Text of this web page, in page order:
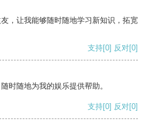
，让我能够随时随地学习新知识，拓宽
支持[0] 反对[0]
时随地为我的娱乐提供帮助。
支持[0] 反对[0]